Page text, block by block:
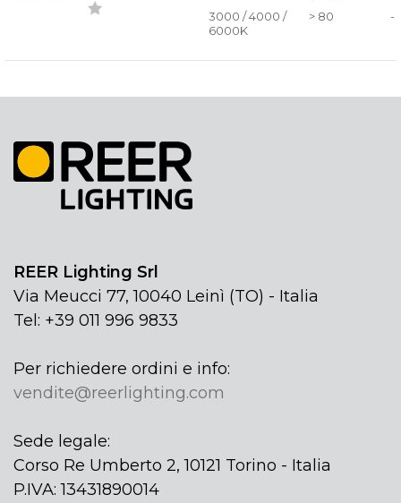
3000 / 4000 /
6000K
> 80 -
REER Lighting Srl
Via Meucci 77, 10040 Leinì (TO) - Italia
Tel: +39 011 996 9833
Per richiedere ordini e info:
vendite@reerlighting.com
Sede legale:
Corso Re Umberto 2, 10121 Torino - Italia
P.IVA: 13431890014